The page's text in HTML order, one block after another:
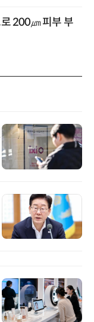
200㎛ 피부 부